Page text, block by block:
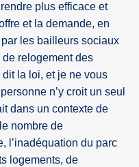
plus efficace et
et la demande, en
les bailleurs sociaux
relogement des
la loi, et je ne vous
n’y croit un seul
dans un contexte de
nombre de
l’inadéquation du parc
logements, de